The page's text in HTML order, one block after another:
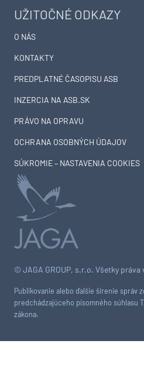
© JAGA GROUP, s.r.o. Všetky práva
Publikovanie alebo ďalšie šírenie správ
predchádzajúceho písomného súhlasu
zákona.
UŽITOČNÉ ODKAZY
O NÁS
KONTAKTY
PREDPLATNÉ ČASOPISU ASB
INZERCIA NA ASB.SK
PRÁVO NA OPRAVU
OCHRANA OSOBNÝCH ÚDAJOV
SÚKROMIE – NASTAVENIA COOKIES